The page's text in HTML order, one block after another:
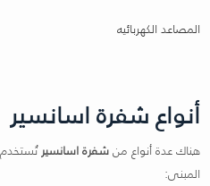
المصاعد الكهربائيه
أنواع شفرة اسانسير
هناك عدة أنواع منشفرة اسانسير
المبنى: